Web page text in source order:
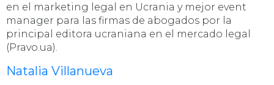
en el marketing legal en Ucrania y mejor event
manager para las firmas de abogados por la
principal editora ucraniana en el mercado legal
(Pravo.ua).
Natalia Villanueva